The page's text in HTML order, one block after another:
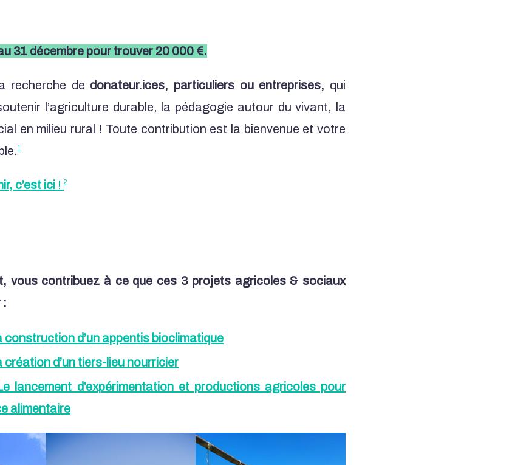
31 décembre pour trouver 20 000 €.
recherche de donateur.ices, particuliers ou entreprises, qui
l’agriculture durable, la pédagogie autour du vivant, la
en milieu rural ! Toute contribution est la bienvenue et votre
1
c’est ici ! 2
vous contribuez à ce que ces 3 projets agricoles & sociaux
:
construction d’un appentis bioclimatique
création d’un tiers-lieu nourricier
lancement d’expérimentation et productions agricoles pour
alimentaire